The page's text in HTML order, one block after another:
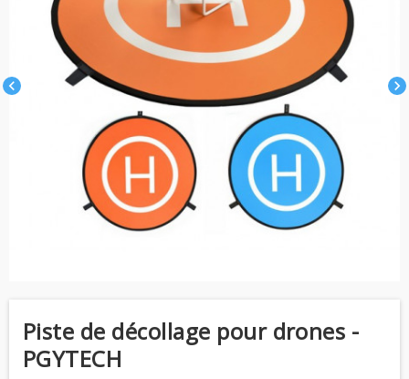
chevron_left chevron_right
Piste de décollage pour drones -
PGYTECH